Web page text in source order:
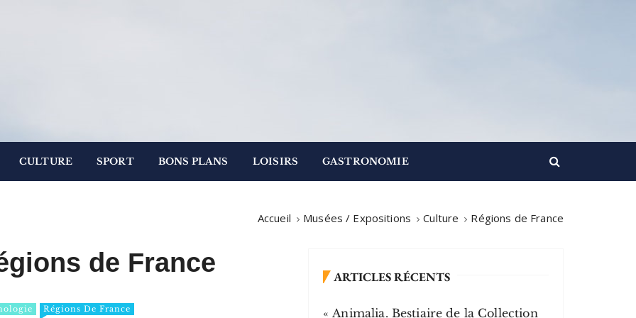
Paris
CULTURE SPORT BONS PLANS LOISIRS GASTRONOMIE
Accueil Musées / Expositions Culture Régions de France
de France
Régions De France
ARTICLES RÉCENTS
« Animalia. Bestiaire de la Collection